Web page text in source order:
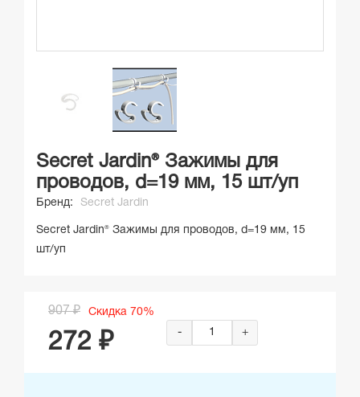
Secret Jardin® Зажимы для
проводов, d=19 мм, 15 шт/уп
Бренд: Secret Jardin
Secret Jardin® Зажимы для проводов, d=19 мм, 15
шт/уп
907 ₽ Скидка 70%
272 ₽ - +